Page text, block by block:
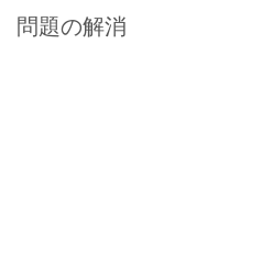
問題の解消